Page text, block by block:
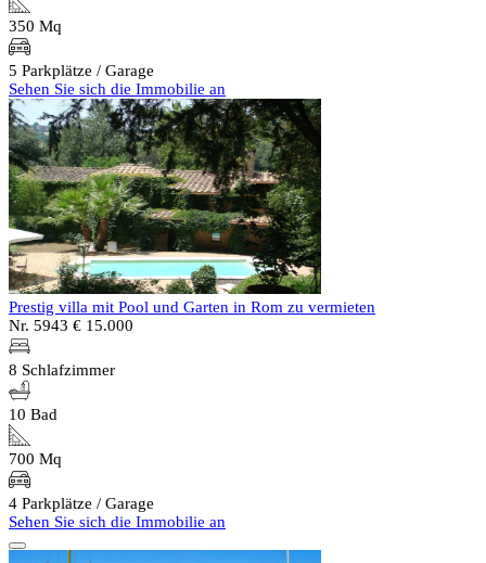
350 Mq
5 Parkplätze / Garage
Sehen Sie sich die Immobilie an
Prestig villa mit Pool und Garten in Rom zu vermieten
Nr. 5943 € 15.000
8 Schlafzimmer
10 Bad
700 Mq
4 Parkplätze / Garage
Sehen Sie sich die Immobilie an